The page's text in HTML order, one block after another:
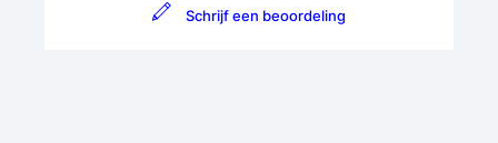
Schrijf een beoordeling